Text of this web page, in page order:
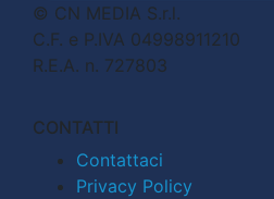
© CN MEDIA S.r.l.
C.F. e P.IVA 04998911210
R.E.A. n. 727803
CONTATTI
Contattaci
Privacy Policy